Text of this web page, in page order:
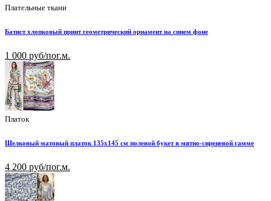
Плательные ткани
Батист хлопковый принт геометрический орнамент на синем фоне
1 000 руб/пог.м.
Платок
Шелковый матовый платок 135х145 см полевой букет в мятно-сиреневой гамме
4 200 руб/пог.м.